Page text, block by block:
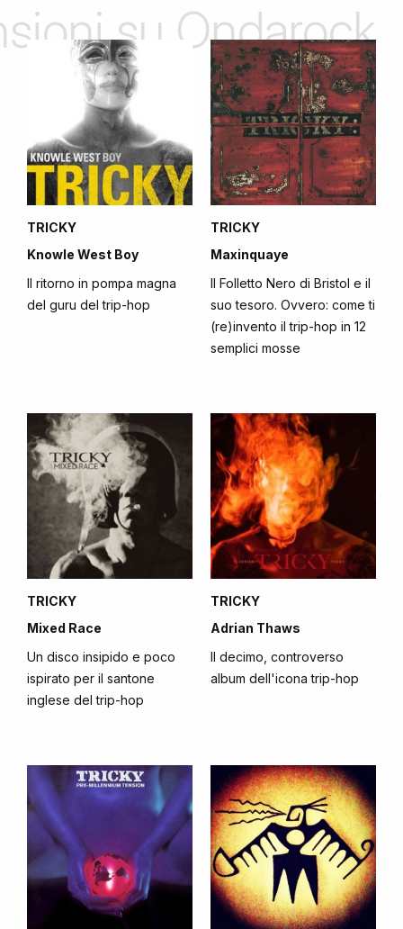
su Ondarock
TRICKY
Knowle West Boy
Il ritorno in pompa magna
del guru del trip-hop
TRICKY
Maxinquaye
Il Folletto Nero di Bristol e il
suo tesoro. Ovvero: come ti
(re)invento il trip-hop in 12
semplici mosse
TRICKY
Mixed Race
Un disco insipido e poco
ispirato per il santone
inglese del trip-hop
TRICKY
Adrian Thaws
Il decimo, controverso
album dell'icona trip-hop